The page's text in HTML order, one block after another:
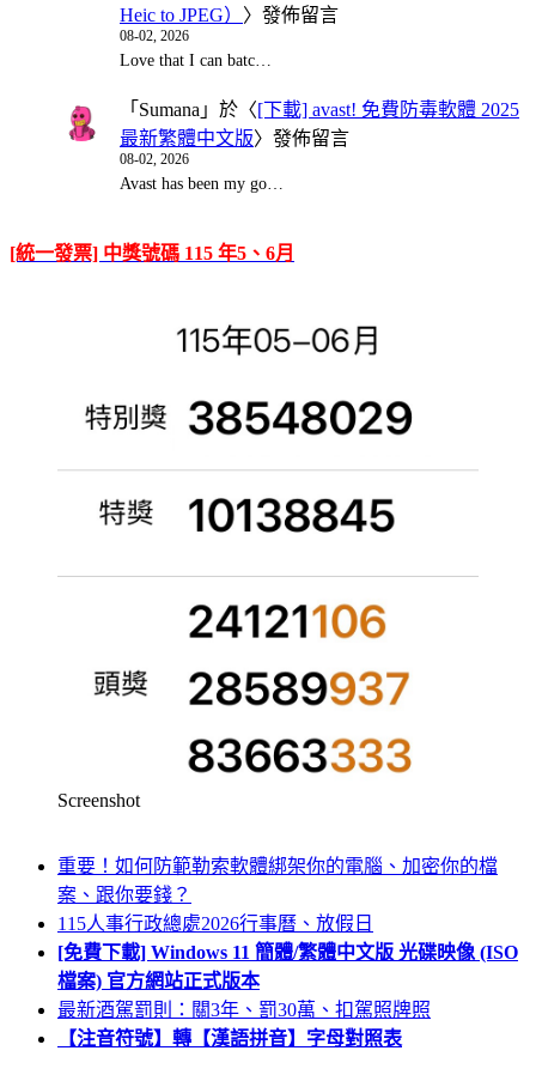
Heic to JPEG） 〉發佈留言
08-02, 2026
Love that I can batc…
「 Sumana 」於〈[下載] avast! 免費防毒軟體 2025
最新繁體中文版〉發佈留言
08-02, 2026
Avast has been my go…
[統一發票] 中獎號碼 115 年5、6月
Screenshot
重要！如何防範勒索軟體綁架你的電腦、加密你的檔
案、跟你要錢？
115人事行政總處2026行事曆、放假日
[免費下載] Windows 11 簡體/繁體中文版 光碟映像 (ISO
檔案) 官方網站正式版本
最新酒駕罰則：關3年、罰30萬、扣駕照牌照
【注音符號】轉【漢語拼音】字母對照表